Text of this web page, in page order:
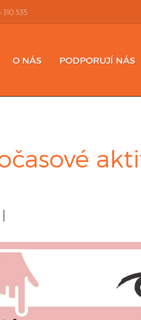
535
O NÁS PODPORUJÍ NÁS